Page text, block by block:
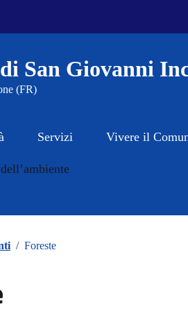
San Giovanni
(FR)
Servizi Vivere il
/ Foreste